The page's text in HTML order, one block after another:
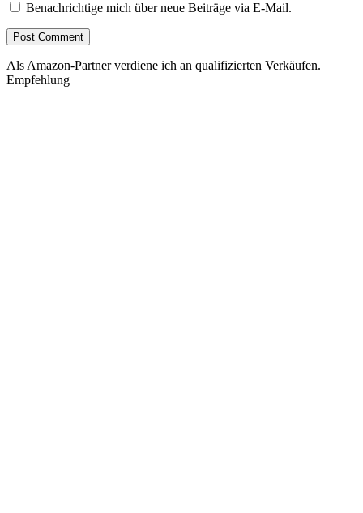
Benachrichtige mich über neue Beiträge via E-Mail.
Als Amazon-Partner verdiene ich an qualifizierten Verkäufen.
Empfehlung